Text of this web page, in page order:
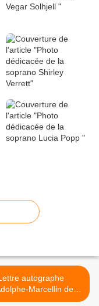
autographe
Marcellin de
Alcide